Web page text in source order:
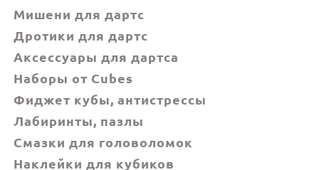
Мишени для дартс
Дротики для дартс
Аксессуары для дартса
Наборы от Cubes
Фиджет кубы, антистрессы
Лабиринты, пазлы
Смазки для головоломок
Наклейки для кубиков